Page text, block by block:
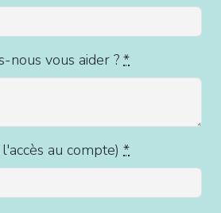
nous vous aider ? *
au compte) *